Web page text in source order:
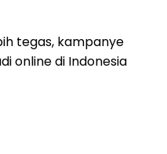
tegas, kampanye
online di Indonesia